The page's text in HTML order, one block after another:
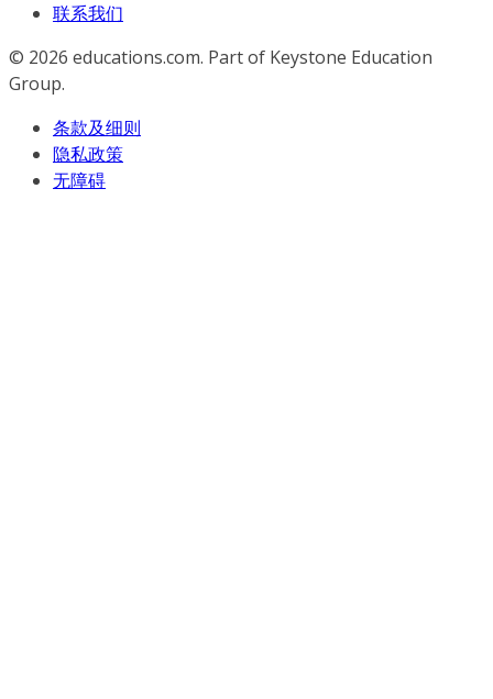
联系我们
© 2026 educations.com. Part of Keystone Education
Group.
条款及细则
隐私政策
无障碍